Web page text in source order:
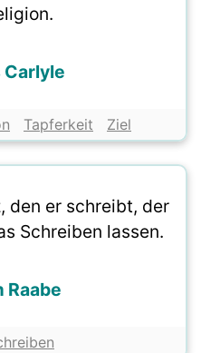
Carlyle
Tapferkeit Ziel
den er schreibt, der
Schreiben lassen.
Raabe